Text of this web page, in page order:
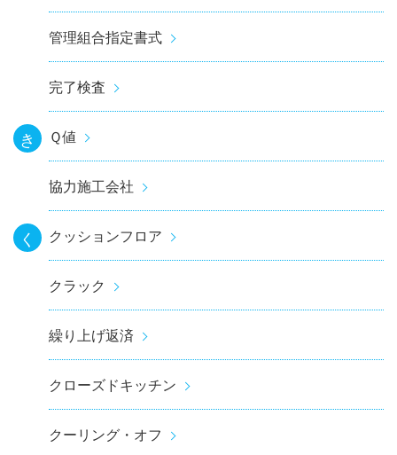
管理組合指定書式
完了検査
き Ｑ値
協力施工会社
く クッションフロア
クラック
繰り上げ返済
クローズドキッチン
クーリング・オフ